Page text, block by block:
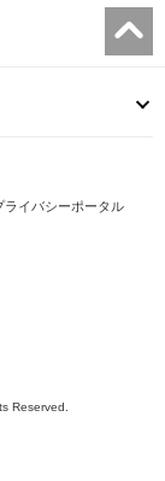
ライバシーポータル
Reserved.